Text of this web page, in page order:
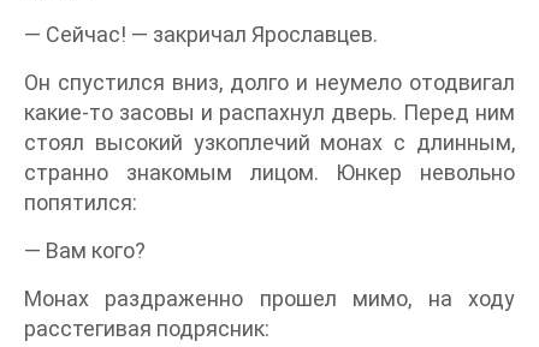
— Сейчас! — закричал Ярославцев.
Он спустился вниз, долго и неумело отодвигал
какие-то засовы и распахнул дверь. Перед ним
стоял высокий узкоплечий монах с длинным,
странно знакомым лицом. Юнкер невольно
попятился:
— Вам кого?
Монах раздраженно прошел мимо, на ходу
расстегивая подрясник: